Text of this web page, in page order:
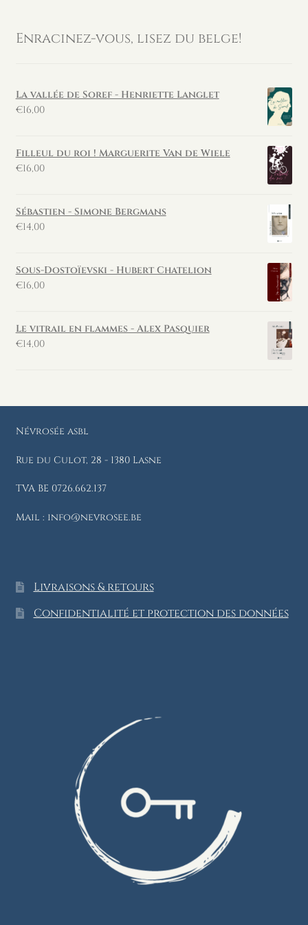
Enracinez-vous, lisez du belge!
La vallée de Soref - Henriette Langlet
€16,00
Filleul du roi ! Marguerite Van de Wiele
€16,00
Sébastien - Simone Bergmans
€14,00
Sous-Dostoïevski - Hubert Chatelion
€16,00
Le vitrail en flammes - Alex Pasquier
€14,00
Névrosée asbl
Rue du Culot, 28 - 1380 Lasne
TVA BE 0726.662.137
Mail : info@nevrosee.be
Livraisons & retours
Confidentialité et protection des données